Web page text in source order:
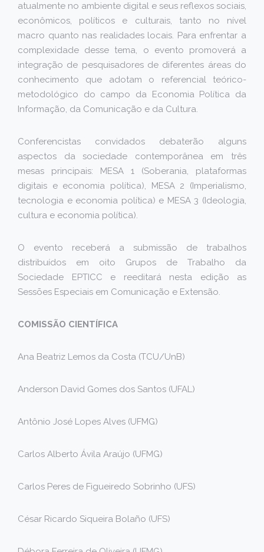
atualmente no ambiente digital e seus reflexos sociais,
econômicos, políticos e culturais, tanto no nível
macro quanto nas realidades locais. Para enfrentar a
complexidade desse tema, o evento promoverá a
integração de pesquisadores de diferentes áreas do
conhecimento que adotam o referencial teórico-
metodológico do campo da Economia Política da
Informação, da Comunicação e da Cultura.
Conferencistas convidados debaterão alguns
aspectos da sociedade contemporânea em três
mesas principais: MESA 1 (Soberania, plataformas
digitais e economia política), MESA 2 (Imperialismo,
tecnologia e economia política) e MESA 3 (Ideologia,
cultura e economia política).
O evento receberá a submissão de trabalhos
distribuídos em oito Grupos de Trabalho da
Sociedade EPTICC e reeditará nesta edição as
Sessões Especiais em Comunicação e Extensão.
COMISSÃO CIENTÍFICA
Ana Beatriz Lemos da Costa (TCU/UnB)
Anderson David Gomes dos Santos (UFAL)
Antônio José Lopes Alves (UFMG)
Carlos Alberto Ávila Araújo (UFMG)
Carlos Peres de Figueiredo Sobrinho (UFS)
César Ricardo Siqueira Bolaño (UFS)